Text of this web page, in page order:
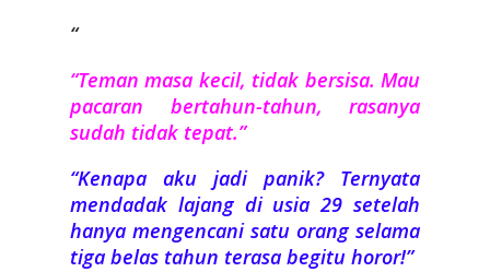
“Teman masa kecil, tidak bersisa. Mau
pacaran bertahun-tahun, rasanya
sudah tidak tepat.”
“Kenapa aku jadi panik? Ternyata
mendadak lajang di usia 29 setelah
hanya mengencani satu orang selama
tiga belas tahun terasa begitu horor!”